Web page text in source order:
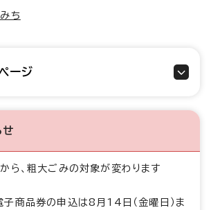
ち
ージ
せ
ら、粗大ごみの対象が変わります
子商品券の申込は8月14日（金曜日）ま